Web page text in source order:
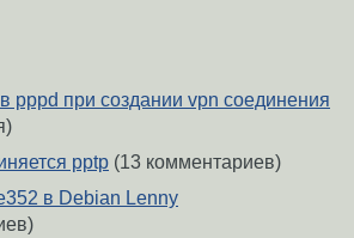
pppd при создании vpn соединения
pptp (13 комментариев)
в Debian Lenny